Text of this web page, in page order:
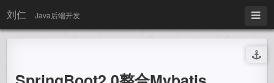
刘仁 Java后端开发